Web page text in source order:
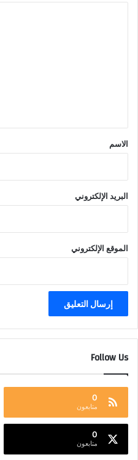
*
الاسم
البريد الإلكتروني
الموقع الإلكتروني
Follow Us
0
متابعون
0
متابعون